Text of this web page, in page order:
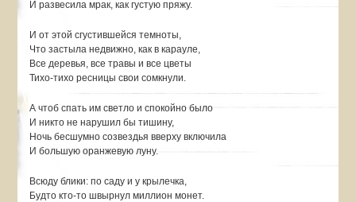
И развесила мрак, как густую пряжу.
И от этой сгустившейся темноты,
Что застыла недвижно, как в карауле,
Все деревья, все травы и все цветы
Тихо-тихо ресницы свои сомкнули.
А чтоб спать им светло и спокойно было
И никто не нарушил бы тишину,
Ночь бесшумно созвездья вверху включила
И большую оранжевую луну.
Всюду блики: по саду и у крылечка,
Будто кто-то швырнул миллион монет.